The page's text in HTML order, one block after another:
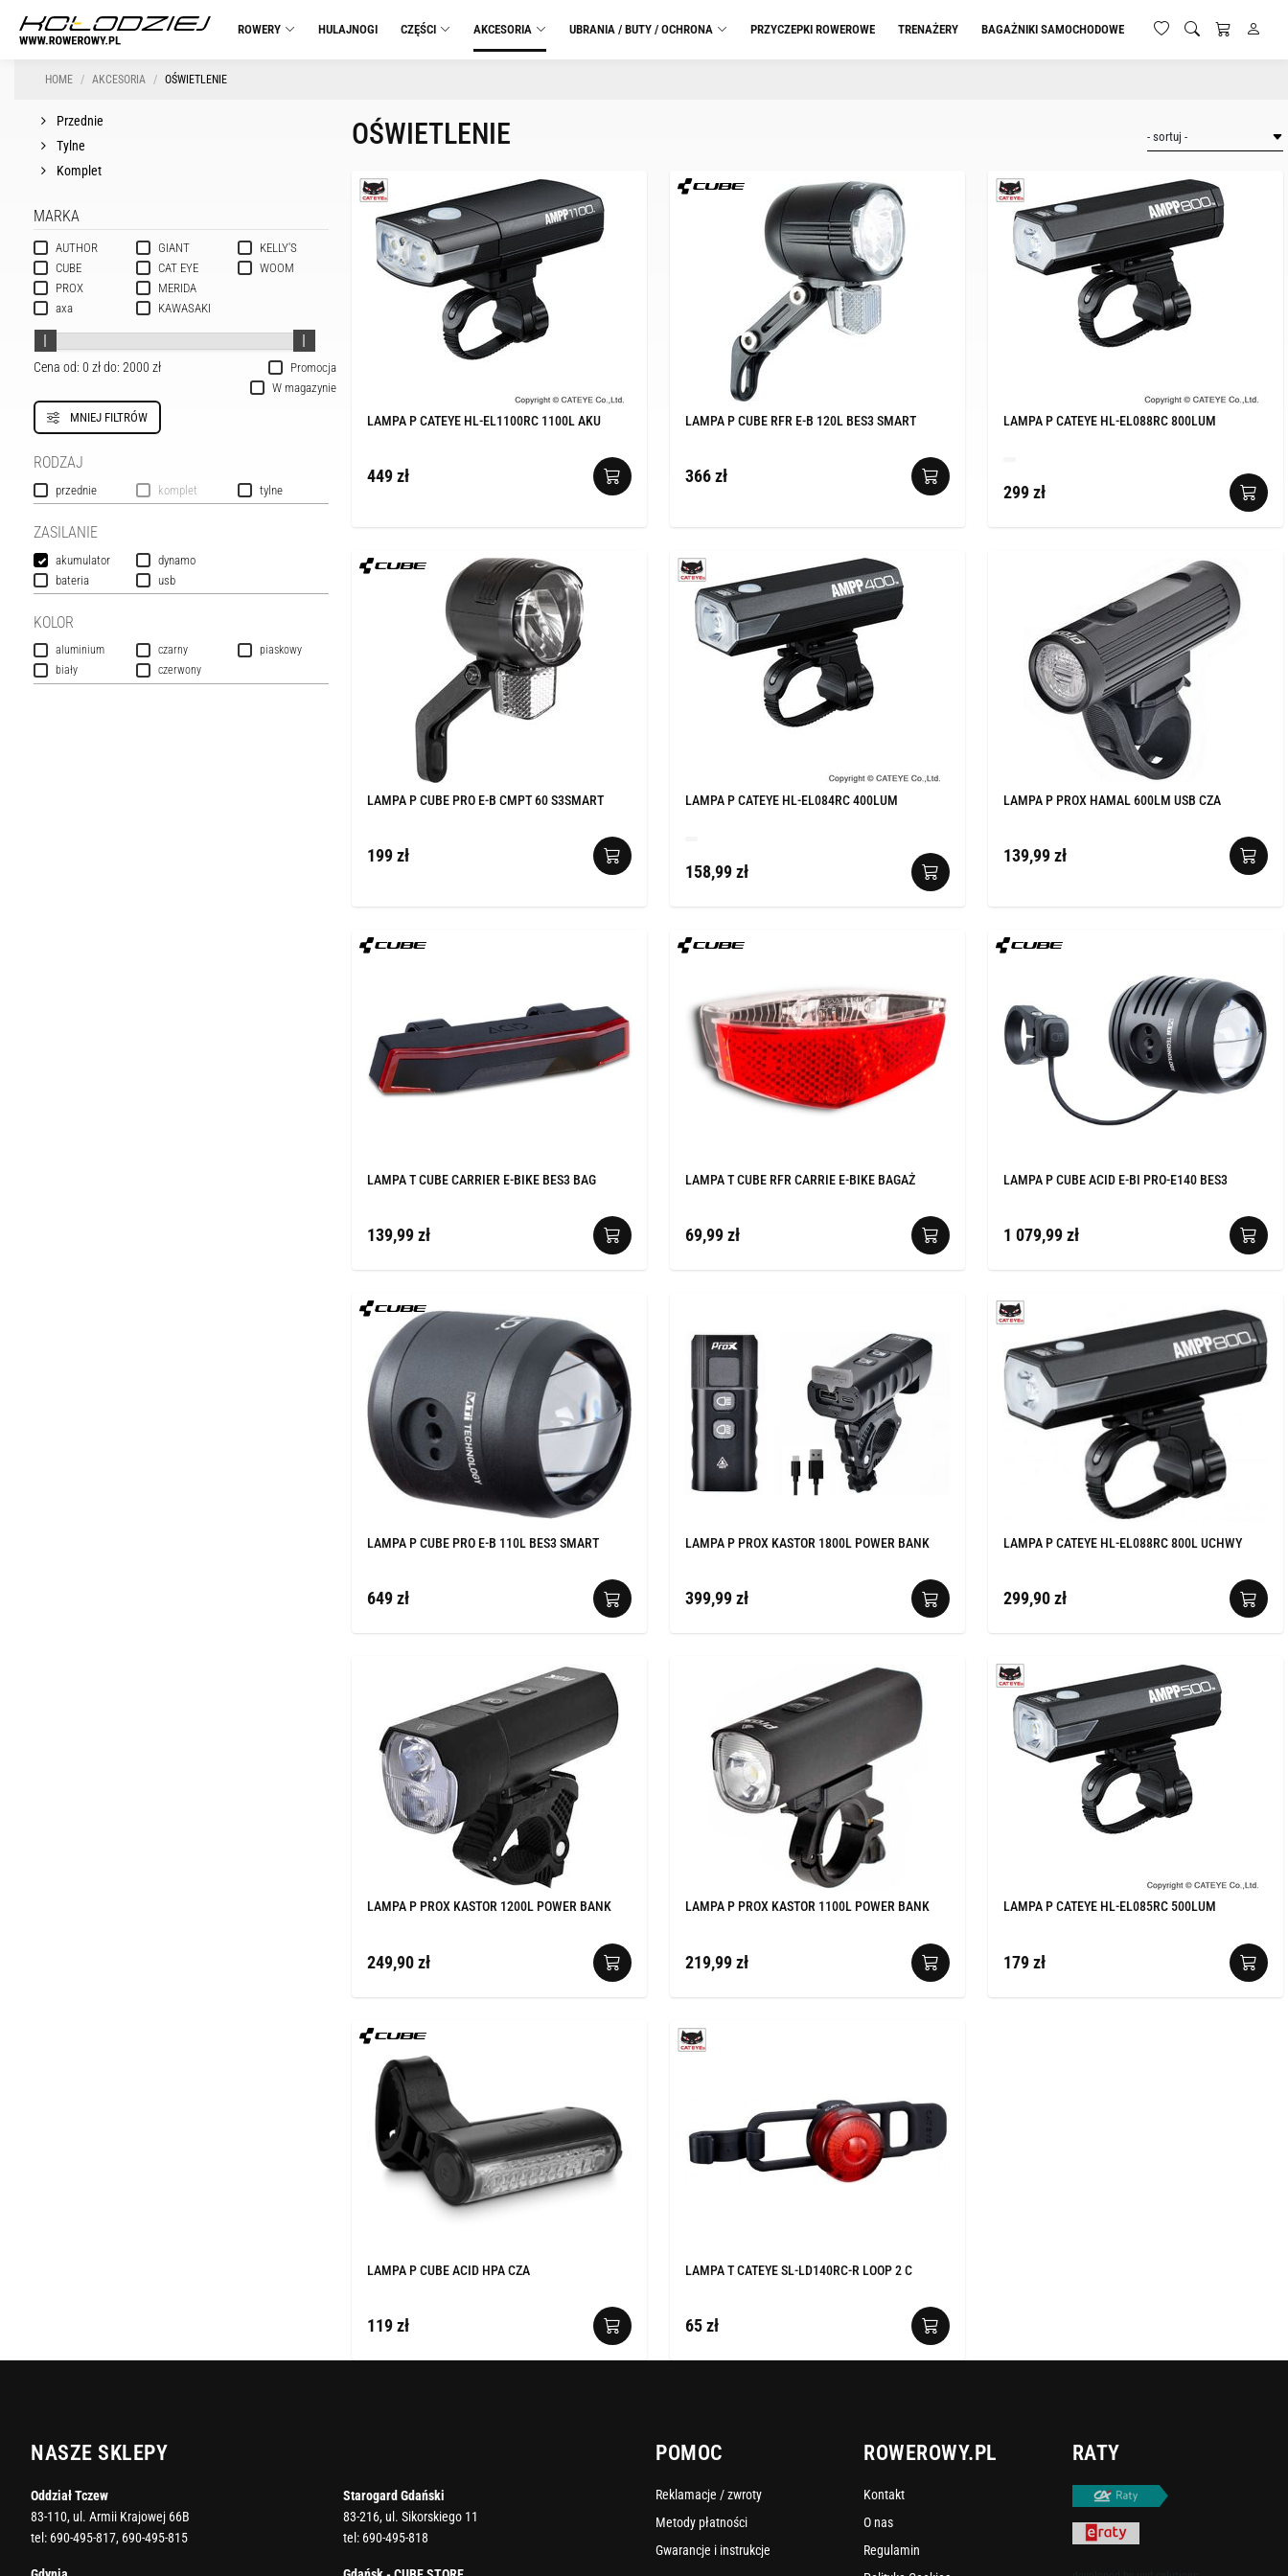
ROWERY HULAJNOGI CZĘŚCI AKCESORIA UBRANIA / BUTY / OCHRONA PRZYCZEPKI ROWEROWE TRENAŻERY BAGAŻNIKI SAMOCHODOWE
HOME AKCESORIA OŚWIETLENIE
Przednie
Tylne
Komplet
MARKA
AUTHOR
CUBE
PROX
axa
GIANT
CAT EYE
MERIDA
KAWASAKI
KELLY'S
WOOM
Promocja
Cena od: 0 złdo: 2000 zł
W magazynie
MNIEJ FILTRÓW
RODZAJ
przednie komplet tylne
ZASILANIE
akumulator
bateria
dynamo
usb
KOLOR
aluminium
biały
czarny
czerwony
piaskowy
OŚWIETLENIE
LAMPA P CATEYE HL-EL1100RC 1100L AKU
449 zł
LAMPA P CUBE RFR E-B 120L BES3 SMART
366 zł
LAMPA P CATEYE HL-EL088RC 800LUM
299 zł
LAMPA P CUBE PRO E-B CMPT 60 S3SMART
199 zł
LAMPA P CATEYE HL-EL084RC 400LUM
158,99 zł
LAMPA P PROX HAMAL 600LM USB CZA
139,99 zł
LAMPA T CUBE CARRIER E-BIKE BES3 BAG
139,99 zł
LAMPA T CUBE RFR CARRIE E-BIKE BAGAŻ
69,99 zł
LAMPA P CUBE ACID E-BI PRO-E140 BES3
1 079,99 zł
LAMPA P CUBE PRO E-B 110L BES3 SMART
649 zł
LAMPA P PROX KASTOR 1800L POWER BANK
399,99 zł
LAMPA P CATEYE HL-EL088RC 800L UCHWY
299,90 zł
LAMPA P PROX KASTOR 1200L POWER BANK
249,90 zł
LAMPA P PROX KASTOR 1100L POWER BANK
219,99 zł
LAMPA P CATEYE HL-EL085RC 500LUM
179 zł
LAMPA P CUBE ACID HPA CZA
119 zł
LAMPA T CATEYE SL-LD140RC-R LOOP 2 C
65 zł
NASZE SKLEPY
Oddział Tczew
83-110, ul. Armii Krajowej 66B
tel: 690-495-817, 690-495-815
Starogard Gdański
83-216, ul. Sikorskiego 11
tel: 690-495-818
POMOC
Reklamacje / zwroty
Metody płatności
Gwarancje i instrukcje
ROWEROWY.PL
Kontakt
O nas
Regulamin
RATY